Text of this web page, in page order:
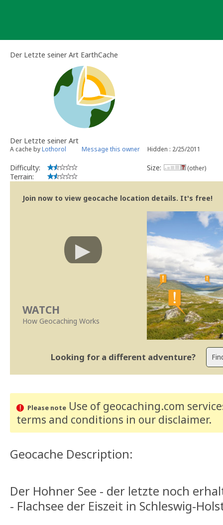
Der Letzte seiner Art EarthCache
Der Letzte seiner Art
A cache byLothorol Message this owner Hidden : 2/25/2011
Difficulty:
Terrain:
Size: (other)
Join now to view geocache location details. It's free!
WATCH
How Geocaching Works
Looking for a different adventure?
Please noteUse of geocaching.com
terms and conditions in our disclaimer.
Geocache Description:
Der Hohner See - der letzte noch
- Flachsee der Eiszeit in Schleswig-